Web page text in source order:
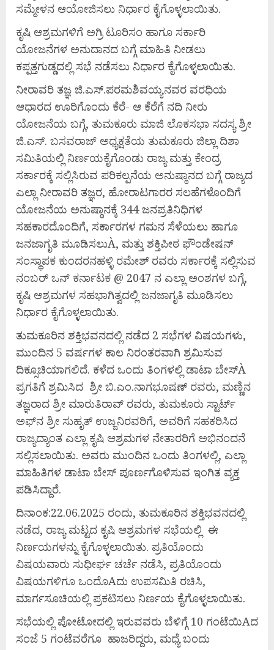
ಸಮ್ಮೇಳನ ಆಯೋಜಿಸಲು ನಿರ್ಧಾರ ಕೈಗೊಳ್ಳಲಾಯಿತು.
ಕೃಷಿ ಆಶ್ರಮಗಳಿಗೆ ಅಗ್ರಿ ಟೂರಿಸಂ ಹಾಗೂ ಸರ್ಕಾರಿ
ಯೋಜನೆಗಳ ಅನುದಾನದ ಬಗ್ಗೆ ಮಾಹಿತಿ ನೀಡಲು
ಕಪ್ಪತ್ತಗುಡ್ಡದಲ್ಲಿ ಸಭೆ ನಡೆಸಲು ನಿರ್ಧಾರ ಕೈಗೊಳ್ಳಲಾಯಿತು.
ನೀರಾವರಿ ತಜ್ಞ ಜಿ.ಎಸ್.ಪರಮಶಿವಯ್ಯನವರ ವರಧಿಯ
ಆಧಾರದ ಊರಿಗೊಂದು ಕೆರೆ- ಆ ಕೆರೆಗೆ ನದಿ ನೀರು
ಯೋಜನೆಯ ಬಗ್ಗೆ, ತುಮಕೂರು ಮಾಜಿ ಲೊಕಸಭಾ ಸದಸ್ಯ ಶ್ರೀ
ಜಿ.ಎಸ್. ಬಸವರಾಜ್ ಅಧ್ಯಕ್ಷತೆಯ ತುಮಕೂರು ಜಿಲ್ಲಾ ದಿಶಾ
ಸಮಿತಿಯಲ್ಲಿ ನಿರ್ಣಯಕೈಗೊಂಡು ರಾಜ್ಯ ಮತ್ತು ಕೇಂದ್ರ
ಸರ್ಕಾರಕ್ಕೆ ಸಲ್ಲಿಸಿರುವ ಪರಿಕಲ್ಪನೆಯ ಅನುಷ್ಠಾನದ ಬಗ್ಗೆ ರಾಜ್ಯದ
ಎಲ್ಲಾ ನೀರಾವರಿ ತಜ್ಞರ, ಹೋರಾಟಗಾರರ ಸಲಹೆಗಳೊಂದಿಗೆ
ಯೋಜನೆಯ ಅನುಷ್ಠಾನಕ್ಕೆ 344 ಜನಪ್ರತಿನಿಧಿಗಳ
ಸಹಕಾರದೊಂದಿಗೆ, ಸರ್ಕಾರಗಳ ಗಮನ ಸೆಳೆಯಲು ಹಾಗೂ
ಜನಜಾಗೃತಿ ಮೂಡಿಸಲುÀ, ಮತ್ತು ಶಕ್ತಿಪೀಠ ಫೌಂಡೇಷನ್
ಸಂಸ್ಥಾಪಕ ಕುಂದರನಹಳ್ಳಿ ರಮೇಶ್ ರವರು ಸರ್ಕಾರಕ್ಕೆ ಸಲ್ಲಿಸುವ
ನಂಬರ್ ಒನ್ ಕರ್ನಾಟಕ @ 2047 ನ ಎಲ್ಲಾ ಅಂಶಗಳ ಬಗ್ಗೆ,
ಕೃಷಿ ಆಶ್ರಮಗಳ ಸಹಭಾಗಿತ್ವದಲ್ಲಿ ಜನಜಾಗೃತಿ ಮೂಡಿಸಲು
ನಿರ್ಧಾರ ಕೈಗೊಳ್ಳಲಾಯಿತು.
ತುಮಕೂರಿನ ಶಕ್ತಿಭವನದಲ್ಲಿ ನಡೆದ 2 ಸಭೆಗಳ ವಿಷಯಗಳು,
ಮುಂದಿನ 5 ವರ್ಷಗಳ ಕಾಲ ನಿರಂತರವಾಗಿ ಶ್ರಮಿಸುವ
ದಿಕ್ಸೂಚಿಯಾಗಲಿದೆ. ಕಳೆದ ಒಂದು ತಿಂಗಳಲ್ಲಿ ಡಾಟಾ ಬೇಸ್À
ಪ್ರಗತಿಗೆ ಶ್ರಮಿಸಿದ ಶ್ರೀ ಬಿ.ಎಂ.ನಾಗಭೂಷಣ್ ರವರು, ಮಣ್ಣಿನ
ತಜ್ಞರಾದ ಶ್ರೀ ಮಾರುತಿರಾವ್ ರವರು, ತುಮಕೂರು ಸ್ಟಾರ್ಟ್
ಅಫ್‌ನ ಶ್ರೀ ಸುಹೃತ್ ಉಜ್ಜನಿರವರಿಗೆ, ಅವರಿಗೆ ಸಹಕರಿಸಿದ
ರಾಜ್ಯದ್ಯಾಂತ ಎಲ್ಲಾ ಕೃಷಿ ಆಶ್ರಮಗಳ ನೇತಾರರಿಗೆ ಅಭಿನಂದನೆ
ಸಲ್ಲಿಸಲಾಯಿತು. ಅವರು ಮುಂದಿನ ಒಂದು ತಿಂಗಳಲ್ಲಿ, ಎಲ್ಲಾ
ಮಾಹಿತಿಗಳ ಡಾಟಾ ಬೇಸ್ ಪೂರ್ಣಗೊಳಿಸುವ ಇಂಗಿತ ವ್ಯಕ್ತ
ಪಡಿಸಿದ್ದಾರೆ.
ದಿನಾಂಕ:22.06.2025 ರಂದು, ತುಮಕೂರಿನ ಶಕ್ತಿಭವನದಲ್ಲಿ
ನಡೆದ, ರಾಜ್ಯ ಮಟ್ಟದ ಕೃಷಿ ಆಶ್ರಮಗಳ ಸಭೆಯಲ್ಲಿ ಈ
ನಿರ್ಣಯಗಳನ್ನು ಕೈಗೊಳ್ಳಲಾಯಿತು. ಪ್ರತಿಯೊಂದು
ವಿಷಯವಾರು ಸುಧೀರ್ಘ ಚರ್ಚೆ ನಡೆಸಿ, ಪ್ರತಿಯೊಂದು
ವಿಷಯಗಳಿಗೂ ಒಂದೊAದು ಉಪಸಮಿತಿ ರಚಿಸಿ,
ಮಾರ್ಗಸೂಚಿಯಲ್ಲಿ ಪ್ರಕಟಿಸಲು ನಿರ್ಣಯ ಕೈಗೊಳ್ಳಲಾಯಿತು.
ಸಭೆಯಲ್ಲಿ ಪೋಟೋದಲ್ಲಿ ಇರುವವರು ಬೆಳಿಗ್ಗೆ 10 ಗಂಟೆಯಿAದ
ಸಂಜೆ 5 ಗಂಟೆವರೆಗೂ ಹಾಜರಿದ್ದರು, ಮಧ್ಯೆ ಬಂದು